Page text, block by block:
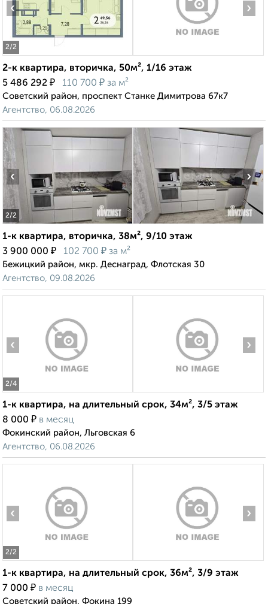
2/2
‹ ›
2-к квартира, вторичка, 50м², 1/16 этаж
5 486 292 ₽ 110 700 ₽ за м²
Советский район, проспект Станке Димитрова 67к7
Агентство, 06.08.2026
2/2
‹ ›
1-к квартира, вторичка, 38м², 9/10 этаж
3 900 000 ₽ 102 700 ₽ за м²
Бежицкий район, мкр. Деснаград, Флотская 30
Агентство, 09.08.2026
2/4
‹ ›
1-к квартира, на длительный срок, 34м², 3/5 этаж
8 000 ₽ в месяц
Фокинский район, Льговская 6
Агентство, 06.08.2026
2/2
‹ ›
1-к квартира, на длительный срок, 36м², 3/9 этаж
7 000 ₽ в месяц
Советский район, Фокина 199